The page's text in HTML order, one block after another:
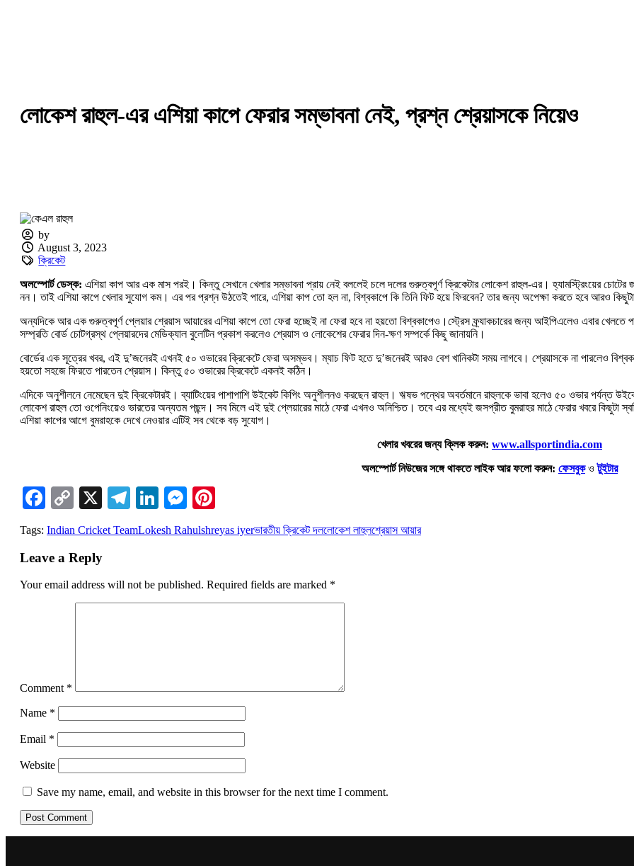
লোকেশ রাহুল-এর এশিয়া কাপে ফেরার সম্ভাবনা নেই, প্রশ্ন শ্রেয়াসকে নিয়েও
by
August 3, 2023
ক্রিকেট
অলস্পোর্ট ডেস্ক: এশিয়া কাপ আর এক মাস পরই। কিন্তু সেখানে খেলার সম্ভাবনা প্রায় নেই বললেই চলে দলের গুরুত্বপূর্ণ ক্রিকেটার লোকেশ রাহুল-এর। হ্যামস্ট্রিংয়ের
নন। তাই এশিয়া কাপে খেলার সুযোগ কম। এর পর প্রশ্ন উঠতেই পারে, এশিয়া কাপ তো হল না, বিশ্বকাপে কি তিনি ফিট হয়ে ফিরবেন? তার জন্য অপেক্ষা করতে হবে আরও
অন্যদিকে আর এক গুরুত্বপূর্ণ প্লেয়ার শ্রেয়াস আয়ারের এশিয়া কাপে তো ফেরা হচ্ছেই না ফেরা হবে না হয়তো বিশ্বকাপেও।স্ট্রেস ফ্র্যাকচারের জন্য আইপিএলেও এবার খেলতে
সম্প্রতি বোর্ড চোটগ্রস্থ প্লেয়ারদের মেডিক্যাল বুলেটিন প্রকাশ করলেও শ্রেয়াস ও লোকেশের ফেরার দিন-ক্ষণ সম্পর্কে কিছু জানায়নি।
বোর্ডের এক সূত্রের খবর, এই দু’জনেরই এখনই ৫০ ওভারের ক্রিকেটে ফেরা অসম্ভব। ম্যাচ ফিট হতে দু’জনেরই আরও বেশ খানিকটা সময় লাগবে। শ্রেয়াসকে না পারলেও
হয়তো সহজে ফিরতে পারতেন শ্রেয়াস। কিন্তু ৫০ ওভারের ক্রিকেটে একনই কঠিন।
এদিকে অনুশীলনে নেমেছেন দুই ক্রিকেটারই। ব্যাটিংয়ের পাশাপাশি উইকেট কিপিং অনুশীলনও করছেন রাহুল। ঋষভ পন্থের অবর্তমানে রাহুলকে ভাবা হলেও ৫০ ওভার পর্যন্ত
লোকেশ রাহুল তো ওপেনিংয়েও ভারতের অন্যতম পছন্দ। সব মিলে এই দুই প্লেয়ারের মাঠে ফেরা এখনও অনিশ্চিত। তবে এর মধ্যেই জসপ্রীত বুমরাহর মাঠে ফেরার খবরে কিছুটা
এশিয়া কাপের আগে বুমরাহকে দেখে নেওয়ার এটিই সব থেকে বড় সুযোগ।
খেলার খবরের জন্য ক্লিক করুন: www.allsportindia.com
অলস্পোর্ট নিউজের সঙ্গে থাকতে লাইক আর ফলো করুন: ফেসবুকওটুইটার
Facebook
Copy
Link
X Telegram
LinkedIn
Messenger
Tags: Indian Cricket TeamLokesh Rahulshreyas iyerভারতীয় ক্রিকেট দললোকেশ লাহুলশ্রেয়াস আয়ার
Leave a Reply
Your email address will not be published. Required fields are marked *
Comment *
Name *
Email *
Website
Save my name, email, and website in this browser for the next time I comment.